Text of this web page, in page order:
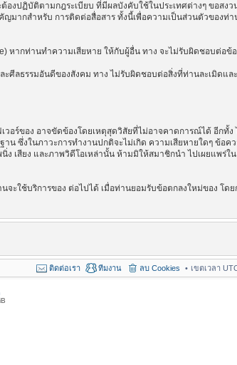
งปฏิบัติตามกฎระเบียบ ที่มีผลบังคับใช้ในประเทศต่างๆ ขอสงว
มากสำหรับ การติดต่อสื่อสาร ทั้งนี้เพื่อความเป็นส่วนตัวของท่า
หากท่านทำความเสียหาย ให้กับผู้อื่น ทาง จะไม่รับผิดชอบต่อข้
ศีลธรรมอันดีของสังคม ทาง ไม่รับผิดชอบต่อสิ่งที่ท่านละเมิดแล
วอร์ของ อาจขัดข้องโดยเหตุสุดวิสัยที่ไม่อาจคาดการณ์ได้ อีกทั้ง
ซึ่งในภาวะการทำงานปกติจะไม่เกิด ความเสียหายใดๆ ข้อค
เสียง และภาพวิดีโอเหล่านั้น ห้ามมิให้สมาชิกนำ ไปเผยแพร่ใ
ะใช้บริการของ ต่อไปได้ เมื่อท่านยอมรับข้อตกลงใหม่ของ โด
เขตเวลา
ลบ Cookies
ทีมงาน
ติดต่อเรา